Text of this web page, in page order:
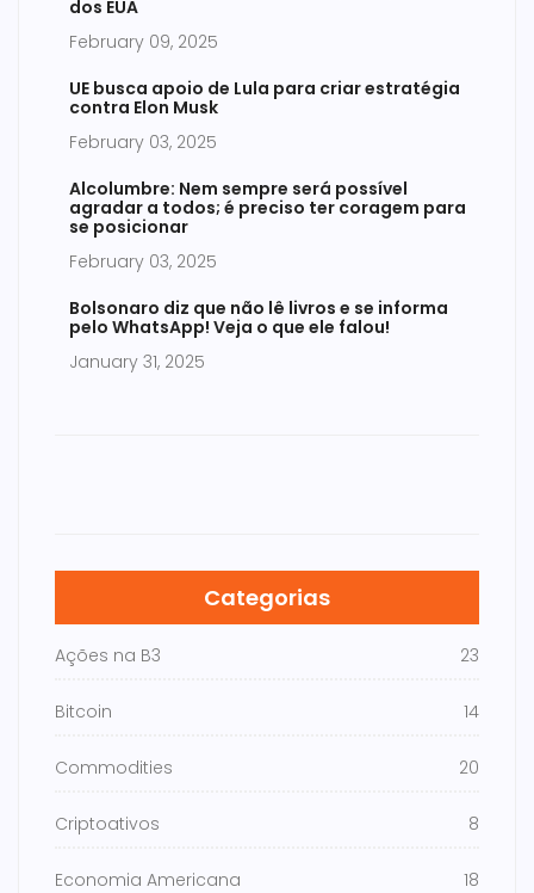
dos EUA
February 09, 2025
UE busca apoio de Lula para criar estratégia
contra Elon Musk
February 03, 2025
Alcolumbre: Nem sempre será possível
agradar a todos; é preciso ter coragem para
se posicionar
February 03, 2025
Bolsonaro diz que não lê livros e se informa
pelo WhatsApp! Veja o que ele falou!
January 31, 2025
Categorias
Ações na B3 23
Bitcoin 14
Commodities 20
Criptoativos 8
Economia Americana 18